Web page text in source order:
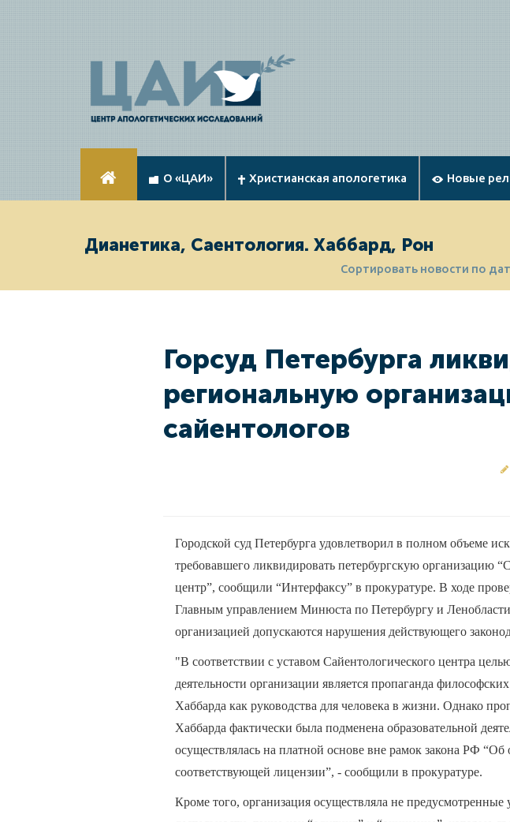
О «ЦАИ» Христианская апологетика Новые
Дианетика, Саентология. Хаббард, Рон
Сортировать новости по
Горсуд Петербурга
региональную
сайентологов
Городской суд Петербурга удовлетворил в полном объеме
требовавшего ликвидировать петербургскую организацию
центр”, сообщили “Интерфаксу” в прокуратуре. В ходе
Главным управлением Минюста по Петербургу и
организацией допускаются нарушения действующего
"В соответствии с уставом Сайентологического центра
деятельности организации является пропаганда
Хаббарда как руководства для человека в жизни. Однако
Хаббарда фактически была подменена образовательной
осуществлялась на платной основе вне рамок закона РФ “Об
соответствующей лицензии”, - сообщили в прокуратуре.
Кроме того, организация осуществляла не предусмотренные